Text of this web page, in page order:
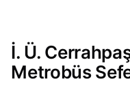
İ. Ü.
Metrobüs